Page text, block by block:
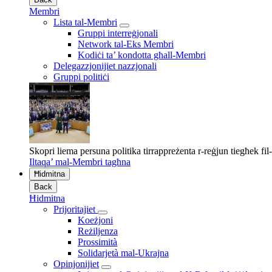
Membri
Lista tal-Membri
Gruppi interreġjonali
Network tal-Eks Membri
Kodiċi ta’ kondotta għall-Membri
Delegazzjonijiet nazzjonali
Gruppi politiċi
Skopri liema persuna politika tirrappreżenta r-reġjun tiegħek
Iltaqa’ mal-Membri tagħna
Ħidmitna
Back
Ħidmitna
Prijoritajiet
Koeżjoni
Reżiljenza
Prossimità
Solidarjetà mal-Ukrajna
Opinjonijiet